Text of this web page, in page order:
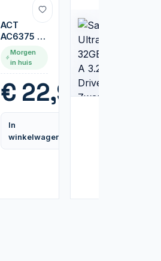
ACT
AC6375 |
Geheugenkaartlezer
| USB 3.2
Zwart
Morgen
in huis
€ 22,95
In
winkelwagen